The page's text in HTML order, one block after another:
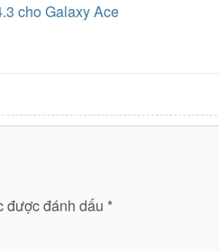
cho Galaxy Ace
được đánh dấu *